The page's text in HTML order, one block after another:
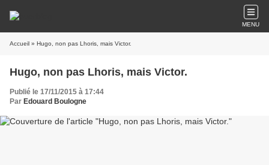
MENU
Accueil » Hugo, non pas Lhoris, mais Victor.
Hugo, non pas Lhoris, mais Victor.
Publié le 17/11/2015 à 17:44
Par Edouard Boulogne